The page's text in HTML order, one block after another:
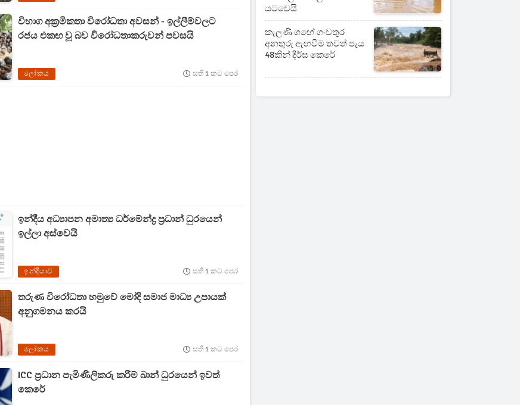
විභාග අක්‍රමිකතා විරෝධතා අවසන් - ඉල්ලීම්වලට
රජය එකඟ වූ බව විරෝධතාකරුවන් පවසයි
ලෝකය සති 1 කට පෙර
ඉන්දීය අධ්‍යාපන අමාත්‍ය ධර්මේන්ද්‍ර ප්‍රධාන් ධුරයෙන්
ඉල්ලා අස්වෙයි
ඉන්දියාව සති 1 කට පෙර
තරුණ විරෝධතා හමුවේ මෝදි සමාජ මාධ්‍ය උපායක්
අනුගමනය කරයි
ලෝකය සති 1 කට පෙර
ICC ප්‍රධාන පැමිණිලිකරු කරීම් ඛාන් ධුරයෙන් ඉවත්
කෙරේ
යටවෙයි
කැලණි ගඟේ ගංවතුර
අනතුරු ඇඟවීම තවත් පැය
48කින් දීර්ඝ කෙරේ